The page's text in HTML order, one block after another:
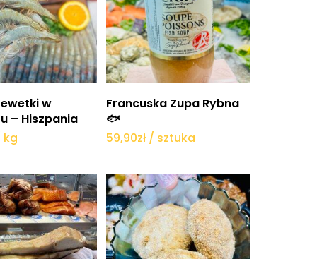
do koszyka
w
– Hiszpania
kg
Dodaj do koszyka
Francuska Zupa Rybna
🐟
59,90zł / sztuka